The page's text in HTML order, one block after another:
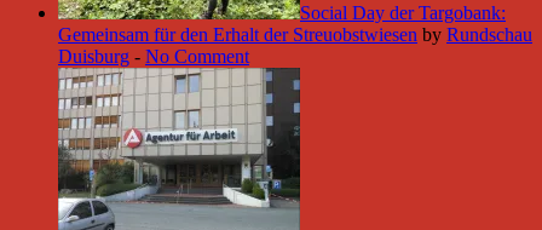
Social Day der Targobank:
Gemeinsam für den Erhalt der Streuobstwiesen by Rundschau
Duisburg - No Comment